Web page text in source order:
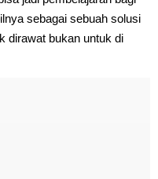
sebagai sebuah solusi
dirawat bukan untuk di